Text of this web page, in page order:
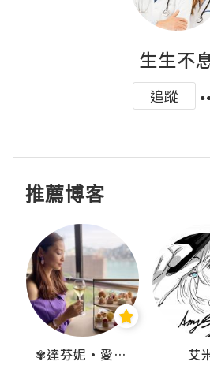
生生不
追蹤
推薦博客
✾達芬妮•愛孩子•愛生活✾ 艾